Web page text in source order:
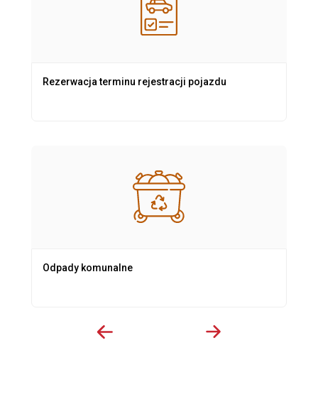
Rezerwacja terminu rejestracji pojazdu
Odpady komunalne